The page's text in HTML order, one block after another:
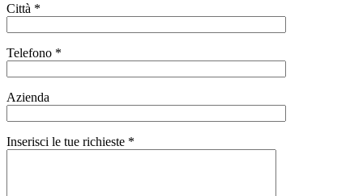
Città *
Telefono *
Azienda
Inserisci le tue richieste *